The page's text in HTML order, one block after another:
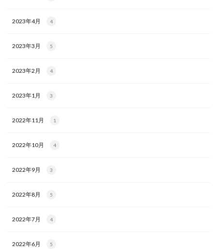
2023年4月 4
2023年3月 5
2023年2月 4
2023年1月 3
2022年11月 1
2022年10月 4
2022年9月 3
2022年8月 5
2022年7月 4
2022年6月 5